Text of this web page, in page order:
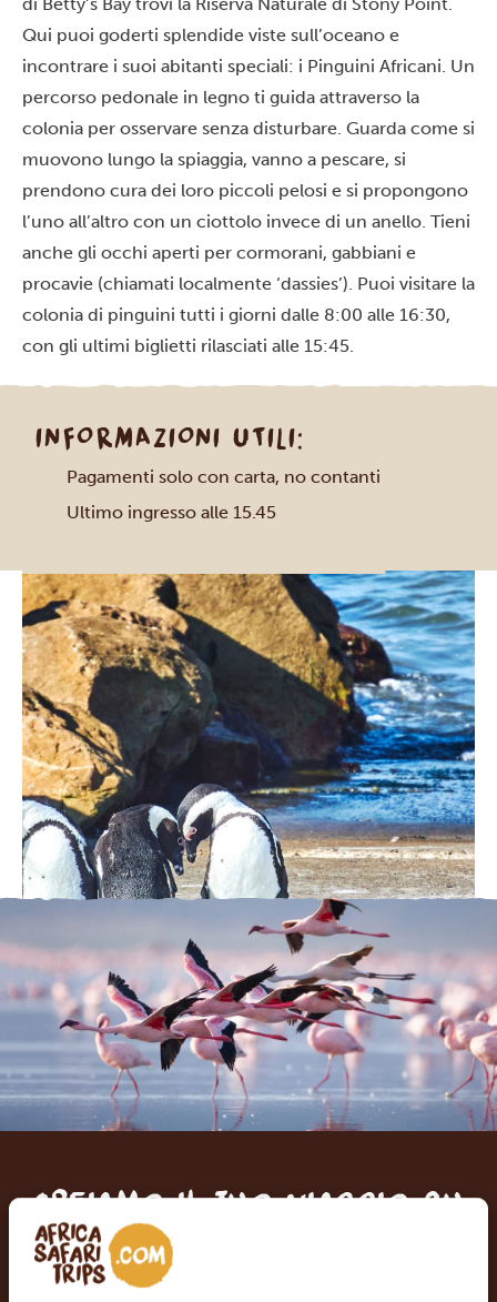
Qui puoi goderti splendide viste sull’oceano e
incontrare i suoi abitanti speciali: i Pinguini Africani. Un
percorso pedonale in legno ti guida attraverso la
colonia per osservare senza disturbare. Guarda come si
muovono lungo la spiaggia, vanno a pescare, si
prendono cura dei loro piccoli pelosi e si propongono
l’uno all’altro con un ciottolo invece di un anello. Tieni
anche gli occhi aperti per cormorani, gabbiani e
procavie (chiamati localmente ‘dassies’). Puoi visitare la
colonia di pinguini tutti i giorni dalle 8:00 alle 16:30,
con gli ultimi biglietti rilasciati alle 15:45.
INFORMAZIONI UTILI:
Pagamenti solo con carta, no contanti
Ultimo ingresso alle 15.45
Creiamo il tuo viaggio su